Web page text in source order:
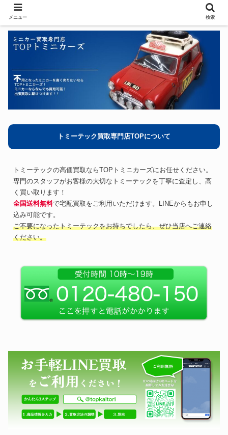
トミーテック買取専門店TOPについて
トミーテックの高価買取ならTOPトミニカーズにお任せください。
専門のスタッフがお客様の大切なトミーテックを丁寧に査定し、高
く買い取ります！
全国送料無料で宅配買取をご利用いただけます。LINEからもお申し
込み可能です。
ご不要になったトミーテックをお持ちでしたら、ぜひ当店へご連絡
ください。
メニュー 検索